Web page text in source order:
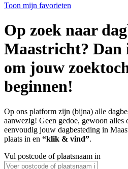
Toon mijn favorieten
Op zoek naar
Maastricht? Dan
om jouw
beginnen!
Op ons platform zijn (bijna) alle
aanwezig! Geen gedoe, gewoon
eenvoudig jouw dagbesteding in
plaats in en “klik & vind”.
Vul postcode of plaatsnaam in